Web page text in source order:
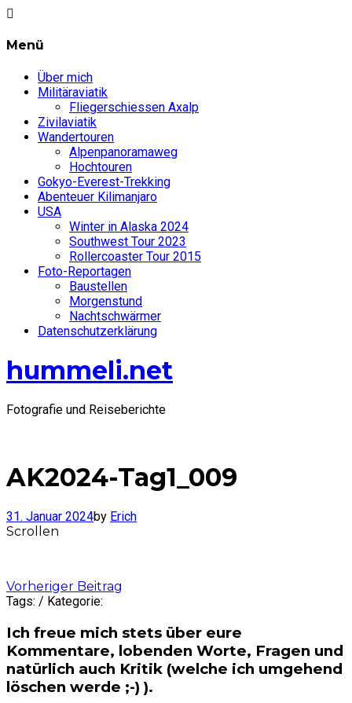
Menü
Über mich
Militäraviatik
Fliegerschiessen Axalp
Zivilaviatik
Wandertouren
Alpenpanoramaweg
Hochtouren
Gokyo-Everest-Trekking
Abenteuer Kilimanjaro
USA
Winter in Alaska 2024
Southwest Tour 2023
Rollercoaster Tour 2015
Foto-Reportagen
Baustellen
Morgenstund
Nachtschwärmer
Datenschutzerklärung
hummeli.net
Fotografie und Reiseberichte
AK2024-Tag1_009
31. Januar 2024by Erich
Scrollen
Post
navigation
Vorheriger Beitrag
Tags: / Kategorie:
Ich freue mich stets über eure
Kommentare, lobenden Worte, Fragen und
natürlich auch Kritik (welche ich umgehend
löschen werde ;-) ).